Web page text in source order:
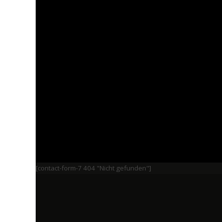
[contact-form-7 404 "Nicht gefunden"]